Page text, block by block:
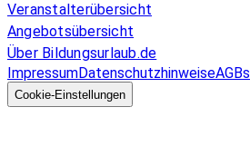
Veranstalterübersicht
Angebotsübersicht
Über Bildungsurlaub.de
ImpressumDatenschutzhinweiseAGBs
Cookie-Einstellungen